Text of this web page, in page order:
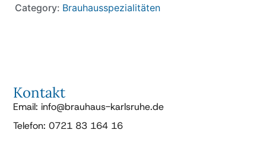
Category: Brauhausspezialitäten
Kontakt
Email: info@brauhaus-karlsruhe.de
Telefon: 0721 83 164 16